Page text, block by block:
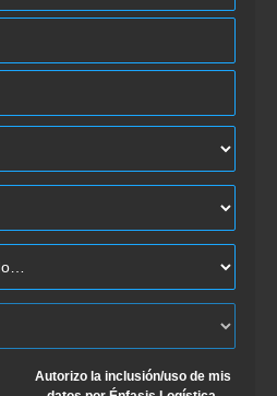
Autorizo la inclusión/uso de mis